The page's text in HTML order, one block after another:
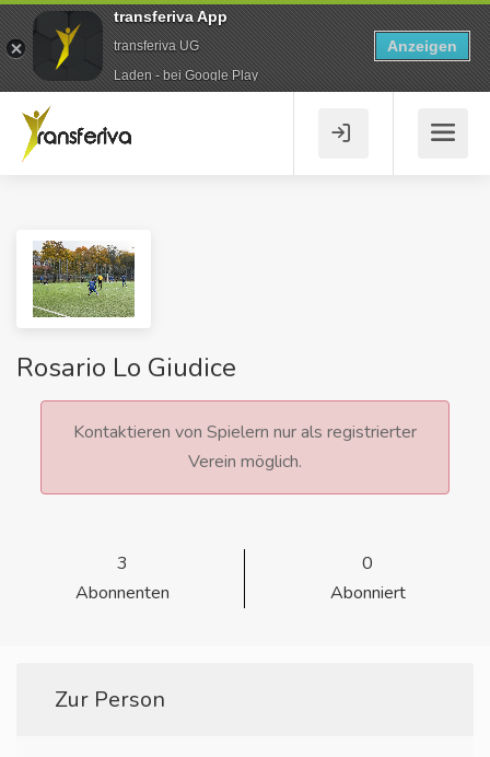
Rosario Lo Giudice
Kontaktieren von Spielern nur als registrierter
Verein möglich.
3
Abonnenten
0
Abonniert
Zur Person
transferiva App
transferiva UG
Laden - bei Google Play
Anzeigen